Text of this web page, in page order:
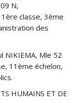
N,
classe, 3ème
des
NIKIEMA, Mle 52
11ème échelon,
HUMAINS ET DE